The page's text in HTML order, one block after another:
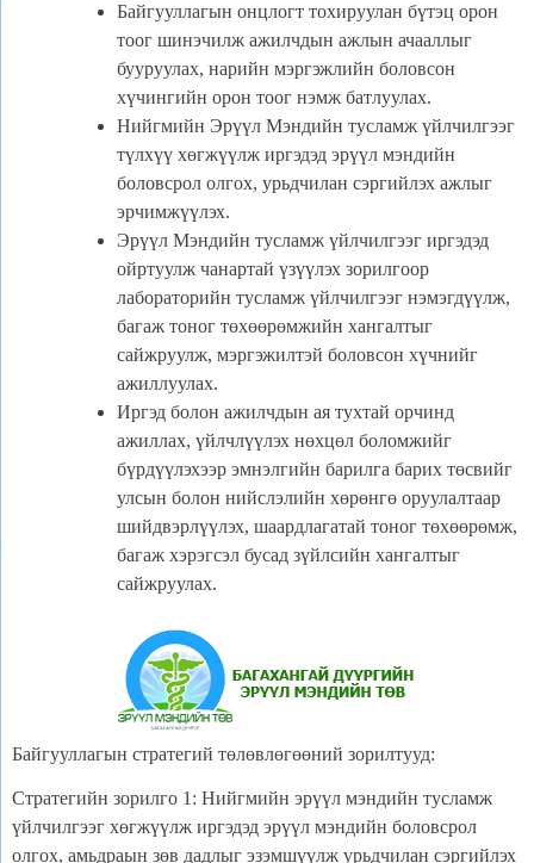
Байгууллагын онцлогт тохируулан бүтэц орон
тоог шинэчилж ажилчдын ажлын ачааллыг
бууруулах, нарийн мэргэжлийн боловсон
хүчингийн орон тоог нэмж батлуулах.
Нийгмийн Эрүүл Мэндийн тусламж үйлчилгээг
түлхүү хөгжүүлж иргэдэд эрүүл мэндийн
боловсрол олгох, урьдчилан сэргийлэх ажлыг
эрчимжүүлэх.
Эрүүл Мэндийн тусламж үйлчилгээг иргэдэд
ойртуулж чанартай үзүүлэх зорилгоор
лабораторийн тусламж үйлчилгээг нэмэгдүүлж,
багаж тоног төхөөрөмжийн хангалтыг
сайжруулж, мэргэжилтэй боловсон хүчнийг
ажиллуулах.
Иргэд болон ажилчдын ая тухтай орчинд
ажиллах, үйлчлүүлэх нөхцөл боломжийг
бүрдүүлэхээр эмнэлгийн барилга барих төсвийг
улсын болон нийслэлийн хөрөнгө оруулалтаар
шийдвэрлүүлэх, шаардлагатай тоног төхөөрөмж,
багаж хэрэгсэл бусад зүйлсийн хангалтыг
сайжруулах.
Байгууллагын стратегий төлөвлөгөөний зорилтууд:
Стратегийн зорилго 1: Нийгмийн эрүүл мэндийн тусламж
үйлчилгээг хөгжүүлж иргэдэд эрүүл мэндийн боловсрол
олгох, амьдраын зөв дадлыг эзэмшүүлж урьдчилан сэргийлэх